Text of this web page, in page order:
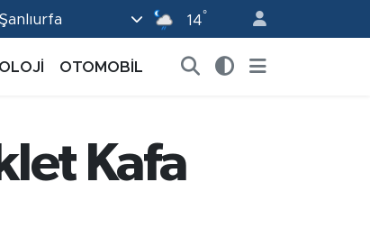
Şanlıurfa 14°
OTOMOBİL
Kafa